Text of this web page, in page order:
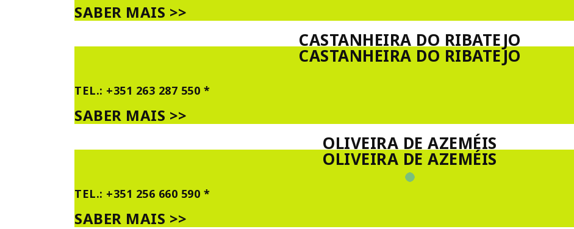
SABER MAIS >>
CASTANHEIRA DO RIBATEJO
CASTANHEIRA DO RIBATEJO
TEL.: +351 263 287 550 *
SABER MAIS >>
OLIVEIRA DE AZEMÉIS
OLIVEIRA DE AZEMÉIS
TEL.: +351 256 660 590 *
SABER MAIS >>